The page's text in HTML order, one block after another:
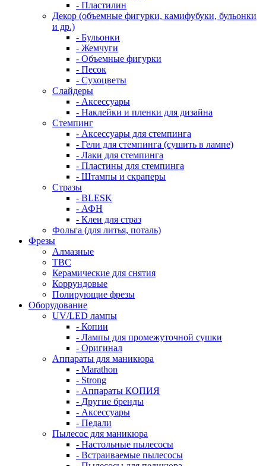
- Пластилин
Декор (объемные фигурки, камифубуки, бульонки
и др.)
- Бульонки
- Жемчуги
- Объемные фигурки
- Песок
- Сухоцветы
Слайдеры
- Аксессуары
- Наклейки и пленки для дизайна
Стемпинг
- Аксессуары для стемпинга
- Гели для стемпинга (сушить в лампе)
- Лаки для стемпинга
- Пластины для стемпинга
- Штампы и скраперы
Стразы
- BLESK
- АФН
- Клеи для страз
Фольга (для литья, поталь)
Фрезы
Алмазные
ТВС
Керамические для снятия
Коррундовые
Полирующие фрезы
Оборудование
UV/LED лампы
- Копии
- Лампы для промежуточной сушки
- Оригинал
Аппараты для маникюра
- Marathon
- Strong
- Аппараты КОПИЯ
- Другие бренды
- Аксессуары
- Педали
Пылесос для маникюра
- Настольные пылесосы
- Встраиваемые пылесосы